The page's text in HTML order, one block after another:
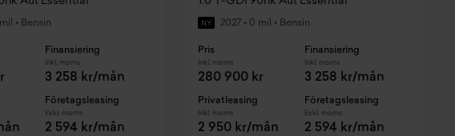
• Bensin
Finansiering
Inkl. moms
3 258 kr/mån
Företagsleasing
Exkl. moms
2 594 kr/mån
NY 2027 • 0 mil • Bensin
Pris
Inkl. moms
280 900 kr
Finansiering
Inkl. moms
3 258 kr/mån
Privatleasing
Inkl. moms
2 950 kr/mån
Företagsleasing
Exkl. moms
2 594 kr/mån